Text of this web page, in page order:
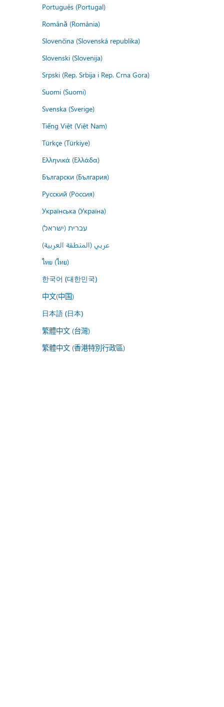
Português (Portugal)
Română (România)
Slovenčina (Slovenská republika)
Slovenski (Slovenija)
Srpski (Rep. Srbija i Rep. Crna Gora)
Suomi (Suomi)
Svenska (Sverige)
Tiếng Việt (Việt Nam)
Türkçe (Türkiye)
Ελληνικά (Ελλάδα)
Български (България)
Русский (Россия)
Українська (Україна)
עברית (ישראל)
عربي (المنطقة العربية)
ไทย (ไทย)
한국어 (대한민국)
中文(中国)
日本語 (日本)
繁體中文 (台灣)
繁體中文 (香港特別行政區)